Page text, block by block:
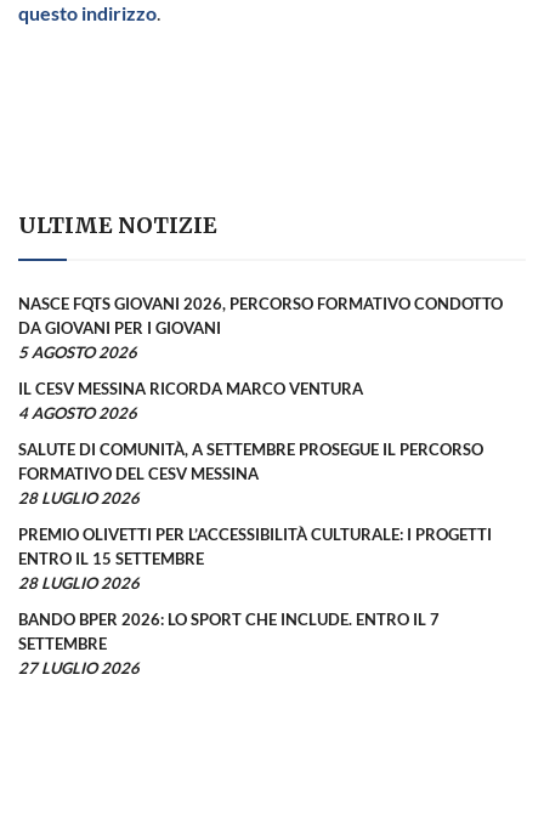
questo indirizzo.
ULTIME NOTIZIE
NASCE FQTS GIOVANI 2026, PERCORSO FORMATIVO CONDOTTO
DA GIOVANI PER I GIOVANI
5 AGOSTO 2026
IL CESV MESSINA RICORDA MARCO VENTURA
4 AGOSTO 2026
SALUTE DI COMUNITÀ, A SETTEMBRE PROSEGUE IL PERCORSO
FORMATIVO DEL CESV MESSINA
28 LUGLIO 2026
PREMIO OLIVETTI PER L’ACCESSIBILITÀ CULTURALE: I PROGETTI
ENTRO IL 15 SETTEMBRE
28 LUGLIO 2026
BANDO BPER 2026: LO SPORT CHE INCLUDE. ENTRO IL 7
SETTEMBRE
27 LUGLIO 2026